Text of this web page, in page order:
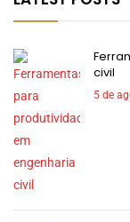
civil
5 de